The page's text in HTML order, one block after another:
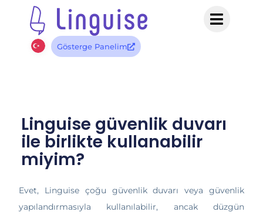
Gösterge Panelim
Linguise güvenlik duvarı
ile birlikte kullanabilir
miyim?
Evet, Linguise çoğu güvenlik duvarı veya güvenlik
yapılandırmasıyla kullanılabilir, ancak düzgün